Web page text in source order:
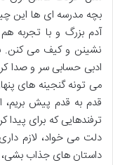
بچه مدرسه ای ها این
آدم بزرگ و با تجربه
نشینن و کیف می کنن.
ادبی حسابی سر و صدا
می تونه گنجینه های
قدم به قدم پیش بریم،
ترفندهایی که برای
دلت می خواد، لازم
داستان های جذاب